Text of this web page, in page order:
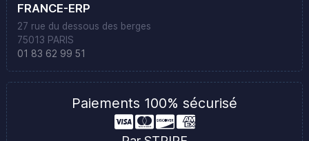
FRANCE-ERP
27 rue du dessous des berges
75013 PARIS
01 83 62 99 51
Paiements 100% sécurisé